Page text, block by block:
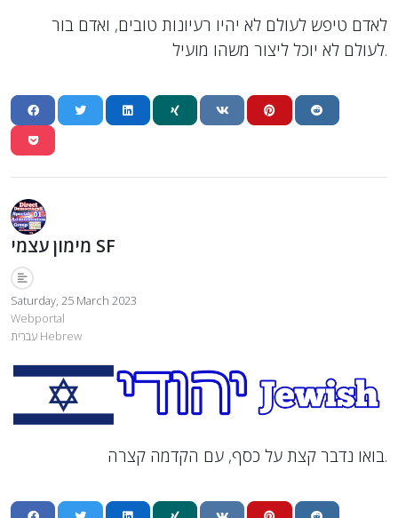
לאדם טיפש לעולם לא יהיו רעיונות טובים, ואדם בור
לעולם לא יוכל ליצור משהו מועיל.
מימון עצמי SF
Saturday, 25 March 2023
Webportal
עִברִית Hebrew
בואו נדבר קצת על כסף, עם הקדמה קצרה.